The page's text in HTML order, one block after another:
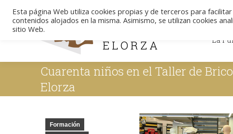
La
Cuarenta niños en el Taller de
Elorza
Formación
Esta página Web utiliza cookies propias y de terceros para
contenidos alojados en la misma. Asimismo, se utilizan cookies
sitio Web.
La